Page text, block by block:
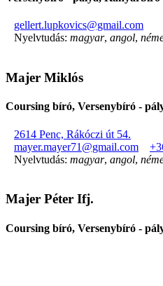
gellert.lupkovics@gmail.com
Nyelvtudás: magyar, angol,
Majer Miklós
Coursing bíró, Versenybíró -
2614 Penc, Rákóczi út 54.
mayer.mayer71@gmail.com
Nyelvtudás: magyar, angol,
Majer Péter Ifj.
Coursing bíró, Versenybíró -